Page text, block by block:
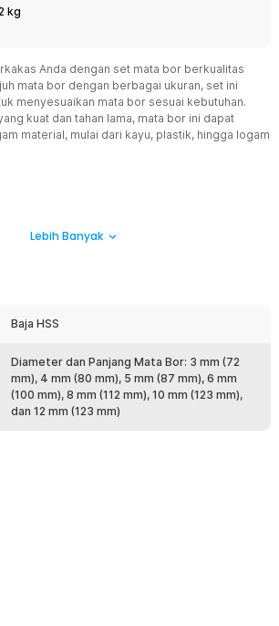
kg
Anda dengan set mata bor berkualitas
mata bor dengan berbagai ukuran, set ini
menyesuaikan mata bor sesuai kebutuhan.
kuat dan tahan lama, mata bor ini dapat
material, mulai dari kayu, plastik, hingga logam
mata bor dengan ukuran berbeda, yaitu 3
proyek atau pekerjaan pertukangan
Jenis Material
aluminium, serta pelat logam tipis. Dengan
bor ini memungkinkan Anda mengebor
dengan lebih mudah dan efisien.
tinggi terhadap keausan. Material ini sering
Lebih Banyak
Baja HSS
Diameter dan Panjang Mata Bor: 3 mm (72
mm), 4 mm (80 mm), 5 mm (87 mm), 6 mm
(100 mm), 8 mm (112 mm), 10 mm (123 mm),
dan 12 mm (123 mm)